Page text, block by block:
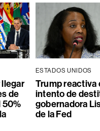
llegar
de
50%
ESTADOS UNIDOS
Trump reactiva
intento de
gobernadora
de la Fed